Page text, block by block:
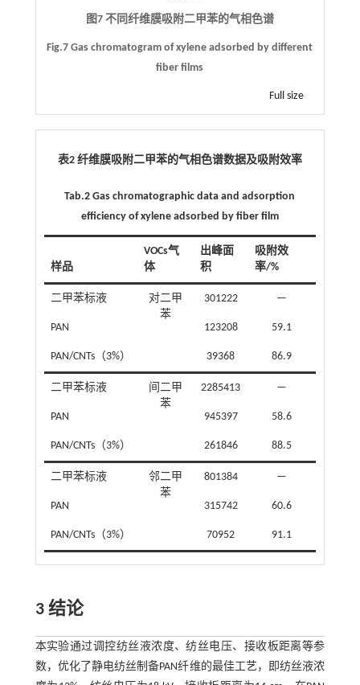
图7 不同纤维膜吸附二甲苯的气相色谱
Fig.7 Gas chromatogram of xylene adsorbed by different
fiber films
Full size
表2 纤维膜吸附二甲苯的气相色谱数据及吸附效率
Tab.2 Gas chromatographic data and adsorption
efficiency of xylene adsorbed by fiber film
样品
VOCs气
体
出峰面
积
吸附效
率/%
二甲苯标液
对二甲
苯
301222 —
PAN 123208 59.1
PAN/CNTs（3%） 39368 86.9
二甲苯标液
间二甲
苯
2285413 —
PAN 945397 58.6
PAN/CNTs（3%） 261846 88.5
二甲苯标液
邻二甲
苯
801384 —
PAN 315742 60.6
PAN/CNTs（3%） 70952 91.1
3 结论
本实验通过调控纺丝液浓度、纺丝电压、接收板距离等参
数，优化了静电纺丝制备PAN纤维的最佳工艺，即纺丝液浓